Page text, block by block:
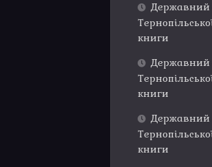
Державний
книги
Державний
книги
Державний
книги